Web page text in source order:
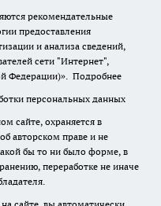
рекомендательные
предоставления
и анализа сведений,
сети "Интернет",
Федерации)». Подробнее
персональных данных
сайте, охраняется в
авторском праве и не
бы то ни было форме, в
переработке не иначе